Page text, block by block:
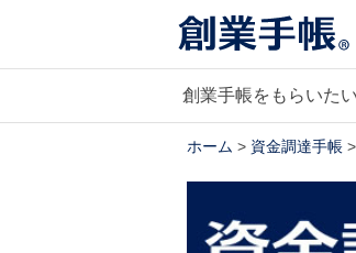
創業手帳をもらいたい
ホーム > 資金調達手帳